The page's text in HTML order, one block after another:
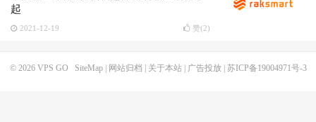
起
2021-12-19 赞(2)
© 2026 VPS GO SiteMap| 网站归档 关于本站| 广告投放| 苏ICP备19004971号-3